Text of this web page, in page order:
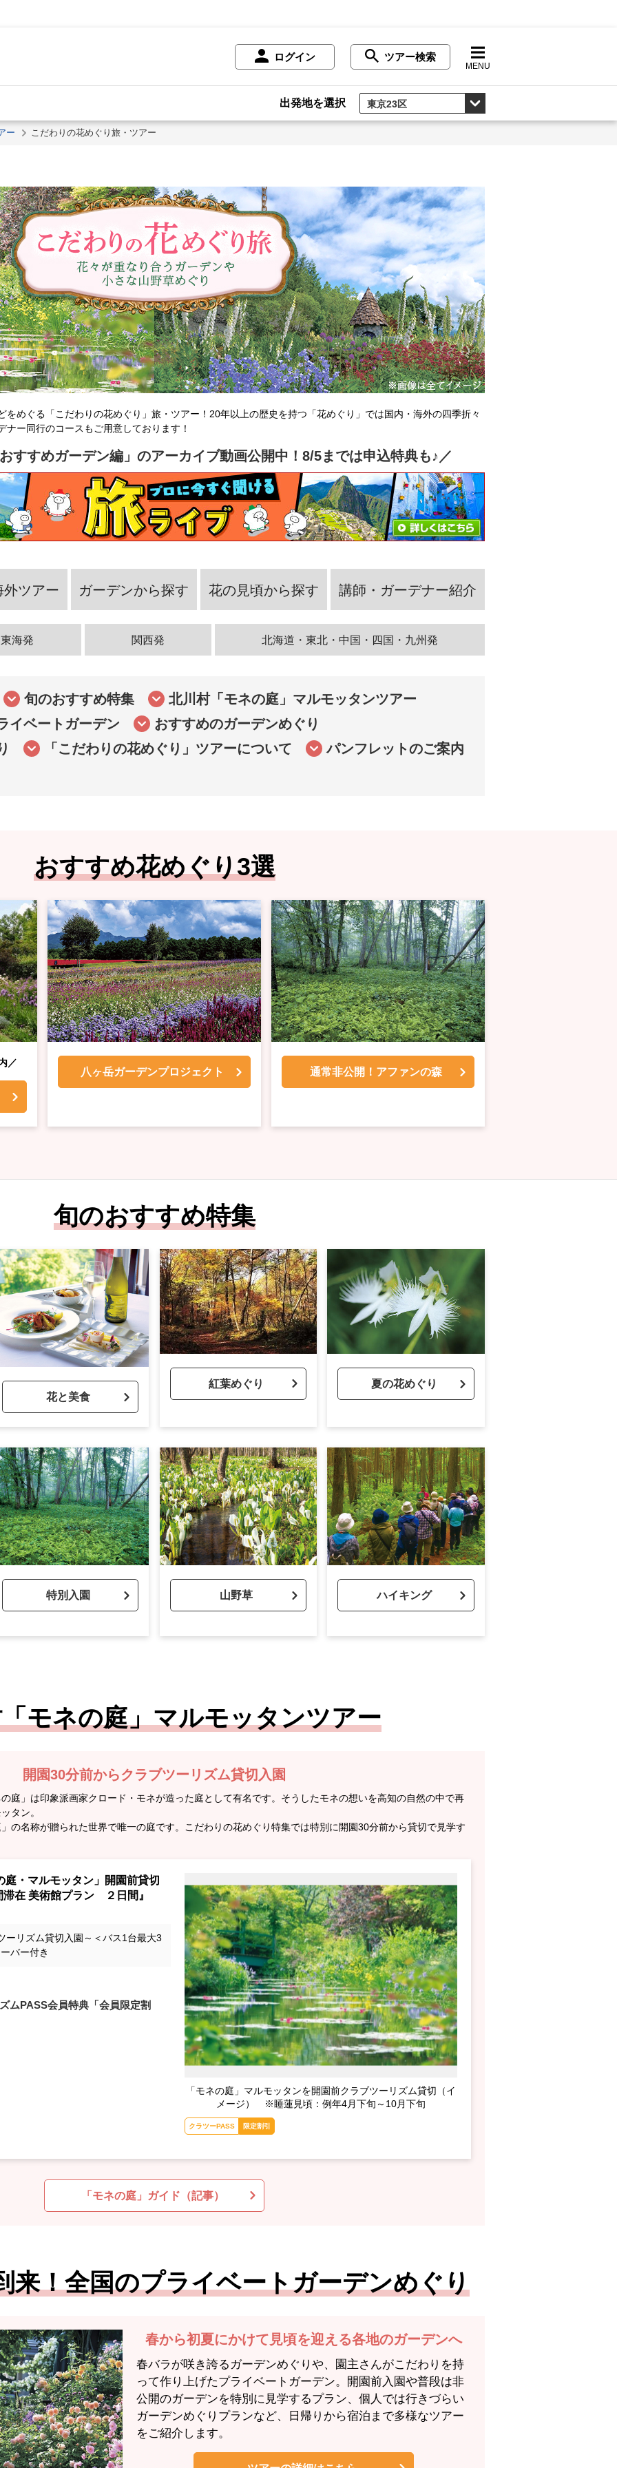
ログイン ツアー検索
MENU
出発地を選択
ー こだわりの花めぐり旅・ツアー
をめぐる「こだわりの花めぐり」旅・ツアー！20年以上の歴史を持つ「花めぐり」では国内・海外の四季折々
ー同行のコースもご用意しております！
すすめガーデン編」のアーカイブ動画公開中！8/5までは申込特典も♪／
外ツアー ガーデンから探す 花の見頃から探す 講師・ガーデナー紹介
東海発 関西発 北海道・東北・中国・四国・九州発
旬のおすすめ特集
北川村「モネの庭」マルモッタンツアー
イベートガーデン
おすすめのガーデンめぐり
「こだわりの花めぐり」ツアーについて パンフレットのご案内
おすすめ花めぐり3選
／
八ヶ岳ガーデンプロジェクト 通常非公開！アファンの森
旬のおすすめ特集
花と美食
紅葉めぐり 夏の花めぐり
特別入園 山野草 ハイキング
モネの庭」マルモッタンツアー
開園30分前からクラブツーリズム貸切入園
庭」は印象派画家クロード・モネが造った庭として有名です。そうしたモネの想いを高知の自然の中で再
タン。
の名称が贈られた世界で唯一の庭です。こだわりの花めぐり特集では特別に開園30分前から貸切で見学す
「モネの庭」マルモッタンを開園前クラブツーリズム貸切（イ
メージ） ※睡蓮見頃：例年4月下旬～10月下旬
クラツーPASS 限定割引
・マルモッタン」開園前貸切
在 美術館プラン ２日間』
ーリズム貸切入園～＜バス1台最大3
バー付き
ムPASS会員特典「会員限定割
「モネの庭」ガイド（記事）
来！全国のプライベートガーデンめぐり
春から初夏にかけて見頃を迎える各地のガーデンへ
春バラが咲き誇るガーデンめぐりや、園主さんがこだわりを持
って作り上げたプライベートガーデン。開園前入園や普段は非
公開のガーデンを特別に見学するプラン、個人では行きづらい
ガーデンめぐりプランなど、日帰りから宿泊まで多様なツアー
をご紹介します。